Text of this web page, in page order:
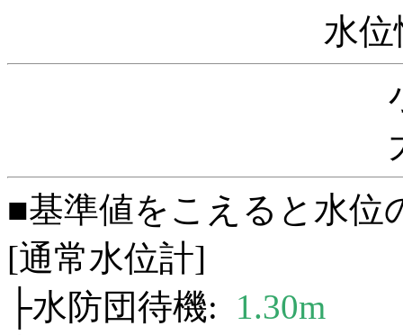
水
■基準値をこえると水位
[通常水位計]
├水防団待機: 1.30m